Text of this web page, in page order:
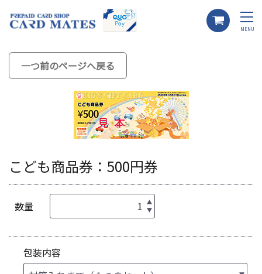
MENU
一つ前のページへ戻る
こども商品券：500円券
数量
包装内容